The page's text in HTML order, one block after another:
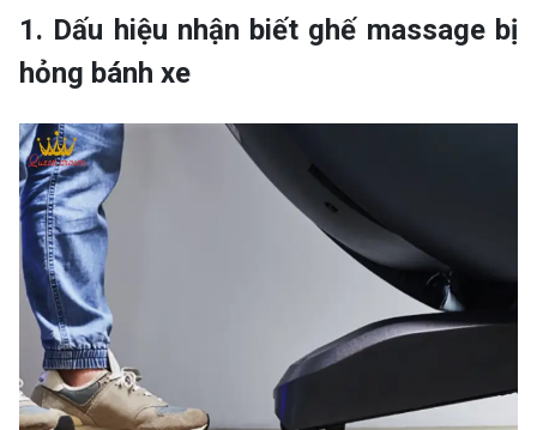
1. Dấu hiệu nhận biết ghế massage bị
hỏng bánh xe